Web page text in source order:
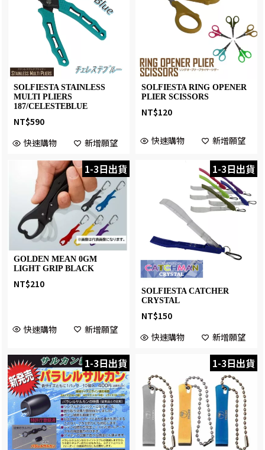
SOLFIESTA STAINLESS
MULTI PLIERS
187/CELESTEBLUE
NT$590
快速購物
新增願望
SOLFIESTA RING OPENER
PLIER SCISSORS
NT$120
快速購物 新增願望
1-3日出貨
GOLDEN MEAN 0GM
LIGHT GRIP BLACK
NT$210
快速購物 新增願望
1-3日出貨
SOLFIESTA CATCHER
CRYSTAL
NT$150
快速購物
新增願望
1-3日出貨 1-3日出貨